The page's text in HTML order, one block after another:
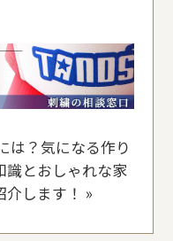
は？気になる作り
識とおしゃれな家
します！ »